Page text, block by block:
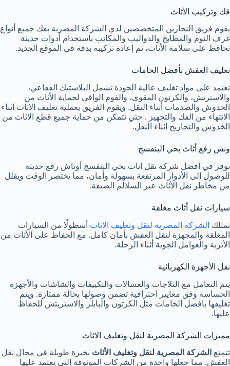
فك وتركيب الأثاث
يقوم فريق النجارين المتخصصين لدي الشركة المصرية بفك جميع أنواع
غرف النوم والمطابخ والدواليب والمكاتب باستخدام أدوات حديثة
تحافظ على سلامة الأثاث، ثم إعادة تركيبه بدقة في الموقع الجديد.
تغليف العفش بأفضل الخامات
نعتمد على مواد تغليف عالية الجودة تشمل البلاستيك الفقاعي،
والاسترتش، والكرتون المقوى، والفوم الواقي لحماية الأثاث من
الخدوش والصدمات أثناء النقل. ويقوم الفريق بعملية تغليف الاثاث اثناء
الانتهاء من الفك والتجهيز . حتي نتمكن من حماية جميع قطع الاثاث من
الخدوش والتجاريح اثناء النقل.
ونش رفع أثاث بحي البنفسج
نوفر في افضل شركة نقل اثاث بحي البنفسج أوناش رفع حديثة
للوصول إلى الأدوار المرتفعة بسهولة وأمان، مما يختصر الوقت ويقلل
من مخاطر نقل الأثاث عبر السلالم الضيقة.
سيارات نقل أثاث مغلقة
تمتلك الشركة المصرية لنقل وتغليف الاثاث أسطولًا من السيارات
المغلقة والمجهزة لنقل العفش بأمان كامل. مع الحفاظ على الأثاث من
الأتربة والعوامل الجوية أثناء الرحلة.
نقل الأجهزة الكهربائية
يتم التعامل مع الثلاجات والغسالات والتكييفات والشاشات والأجهزة
الحساسة وفق معايير احترافية تضمن وصولها بحالة ممتازة. ويتم
تغليفها بافضل الخامات مثل الكرتون والبابلز والاستريتش للحفاظ
عليها.
مميزات الشركة المصرية لنقل وتغليف الاثاث
تتمتع الشركة المصرية لنقل وتغليف الأثاث بخبرة طويلة في مجال نقل
العفش. مما جعلها واحدة من الشركات الموثوقة التي يعتمد عليها